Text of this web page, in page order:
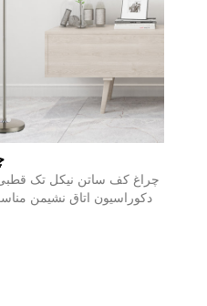
چراغ کف ساتن نیکل تک
دکوراسیون اتاق نشیمن